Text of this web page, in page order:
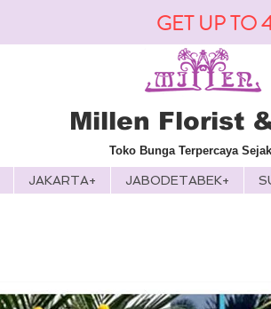
GET UP TO
Millen Florist
Toko Bunga Terpercaya
JAKARTA+ JABODETABEK+